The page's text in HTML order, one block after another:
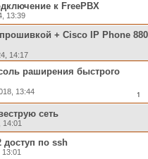
к FreePBX
13:39
+ Cisco IP Phone
14:17
раширения быстрого
13:44 1
сеть
доступ по ssh